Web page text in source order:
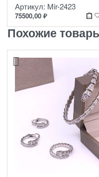
Артикул: Mir-2423
75500,00 ₽
Похожие